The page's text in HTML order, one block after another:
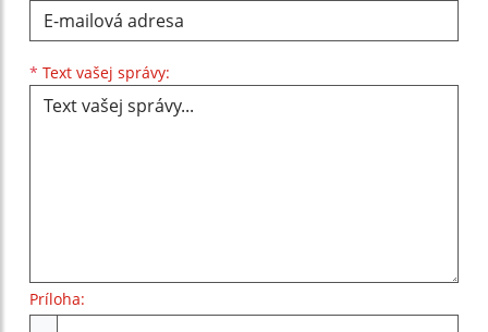
* Text vašej správy:
Príloha: